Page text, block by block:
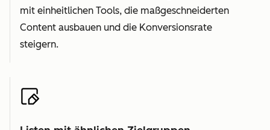
mit einheitlichen Tools, die maßgeschneiderten
Content ausbauen und die Konversionsrate
steigern.